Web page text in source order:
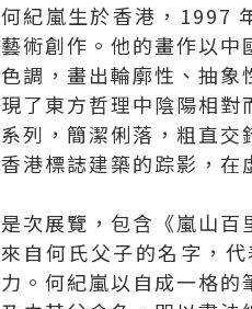
何紀嵐生於香港，1997
藝術創作。他的畫作以
色調，畫出輪廓性、抽
現了東方哲理中陰陽相
系列，簡潔俐落，粗直
香港標誌建築的踪影，在
是次展覽，包含《嵐山
來自何氏父子的名字，
力。何紀嵐以自成一格的